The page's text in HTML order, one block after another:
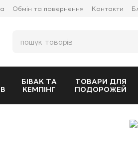
Обмін та повернення Контакти
БІВАК ТА
КЕМПІНГ
ТОВАРИ ДЛЯ
ПОДОРОЖЕЙ